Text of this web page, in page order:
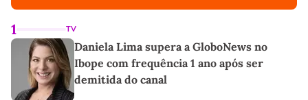
1 TV
Daniela Lima supera a GloboNews no
Ibope com frequência 1 ano após ser
demitida do canal